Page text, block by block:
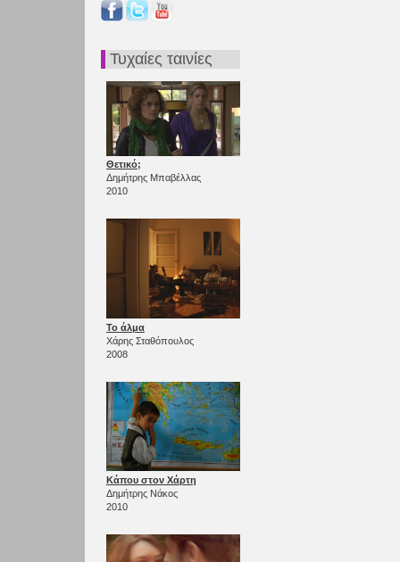
Τυχαίες ταινίες
Θετικό;
Δημήτρης Μπαβέλλας
2010
Το άλμα
Χάρης Σταθόπουλος
2008
Κάπου στον Χάρτη
Δημήτρης Νάκος
2010